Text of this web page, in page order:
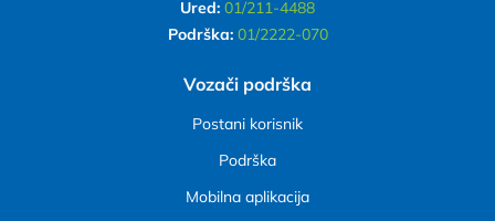
Ured: 01/211-4488
Podrška: 01/2222-070
Vozači podrška
Postani korisnik
Podrška
Mobilna aplikacija